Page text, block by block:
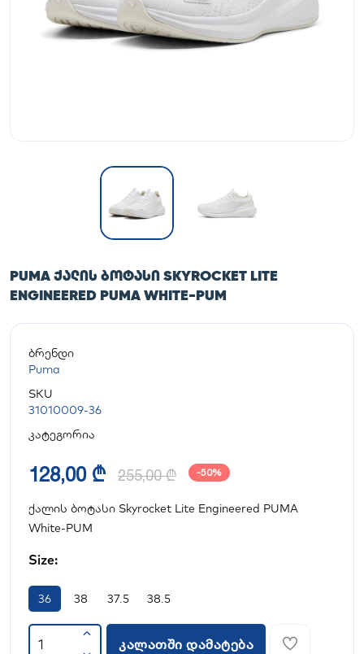
PUMA ᲥᲐᲚᲘᲡ ᲑᲝᲢᲐᲡᲘ SKYROCKET LITE
ENGINEERED PUMA WHITE-PUM
ბრენდი
Puma
SKU
31010009-36
კატეგორია
128,00 ₾ 255,00 ₾ -50%
ქალის ბოტასი Skyrocket Lite Engineered PUMA
White-PUM
Size:
36 38 37.5 38.5
კალათში დამატება